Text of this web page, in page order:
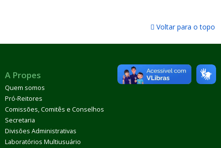
Voltar para o topo
A Propes
Quem somos
Pró-Reitores
Comissões, Comitês e Conselhos
Secretaria
Divisões Administrativas
Laboratórios Multiusuário